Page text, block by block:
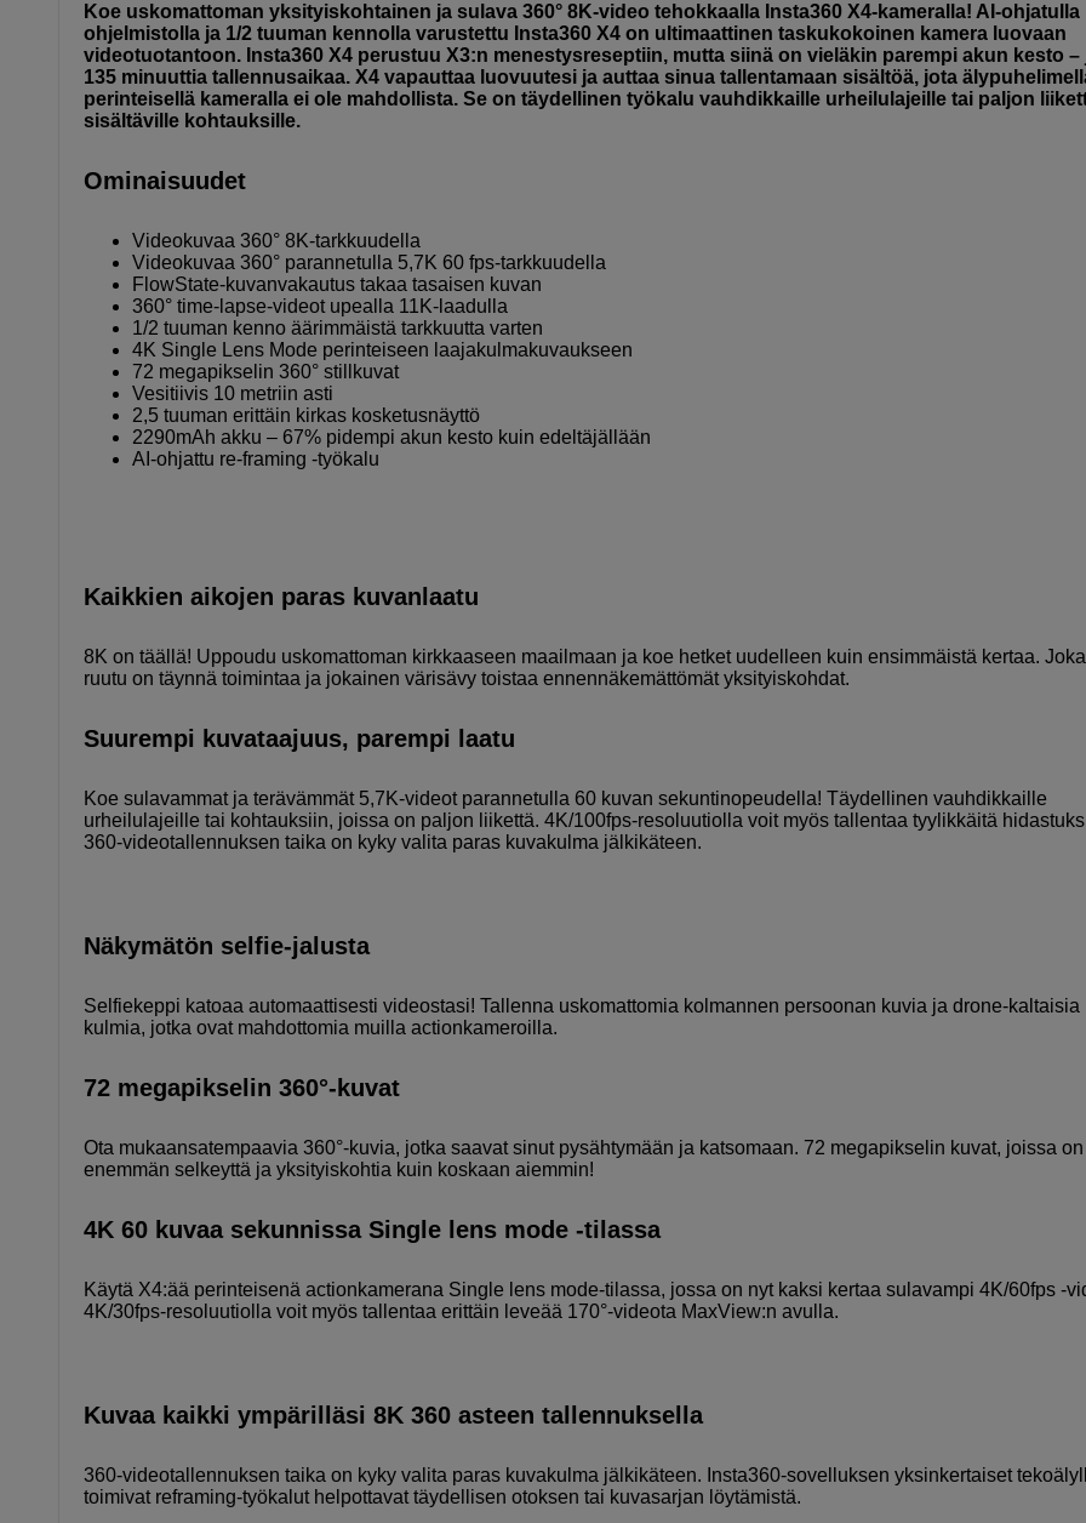
Koe uskomattoman yksityiskohtainen ja sulava 360° 8K-video tehokkaalla Insta360 X4-kameralla! AI-ohjatulla
ohjelmistolla ja 1/2 tuuman kennolla varustettu Insta360 X4 on ultimaattinen taskukokoinen kamera luovaan
videotuotantoon. Insta360 X4 perustuu X3:n menestysreseptiin, mutta siinä on vieläkin parempi akun kesto –
135 minuuttia tallennusaikaa. X4 vapauttaa luovuutesi ja auttaa sinua tallentamaan sisältöä, jota
perinteisellä kameralla ei ole mahdollista. Se on täydellinen työkalu vauhdikkaille urheilulajeille tai paljon
sisältäville kohtauksille.
Ominaisuudet
Videokuvaa 360° 8K-tarkkuudella
Videokuvaa 360° parannetulla 5,7K 60 fps-tarkkuudella
FlowState-kuvanvakautus takaa tasaisen kuvan
360° time-lapse-videot upealla 11K-laadulla
1/2 tuuman kenno äärimmäistä tarkkuutta varten
4K Single Lens Mode perinteiseen laajakulmakuvaukseen
72 megapikselin 360° stillkuvat
Vesitiivis 10 metriin asti
2,5 tuuman erittäin kirkas kosketusnäyttö
2290mAh akku – 67% pidempi akun kesto kuin edeltäjällään
AI-ohjattu re-framing -työkalu
Kaikkien aikojen paras kuvanlaatu
8K on täällä! Uppoudu uskomattoman kirkkaaseen maailmaan ja koe hetket uudelleen kuin ensimmäistä kertaa.
ruutu on täynnä toimintaa ja jokainen värisävy toistaa ennennäkemättömät yksityiskohdat.
Suurempi kuvataajuus, parempi laatu
Koe sulavammat ja terävämmät 5,7K-videot parannetulla 60 kuvan sekuntinopeudella! Täydellinen vauhdikkaille
urheilulajeille tai kohtauksiin, joissa on paljon liikettä. 4K/100fps-resoluutiolla voit myös tallentaa tyylikkäitä
360-videotallennuksen taika on kyky valita paras kuvakulma jälkikäteen.
Näkymätön selfie-jalusta
Selfiekeppi katoaa automaattisesti videostasi! Tallenna uskomattomia kolmannen persoonan kuvia ja drone-kaltaisia ​​
kulmia, jotka ovat mahdottomia muilla actionkameroilla.
72 megapikselin 360°-kuvat
Ota mukaansatempaavia 360°-kuvia, jotka saavat sinut pysähtymään ja katsomaan. 72 megapikselin kuvat, joissa on
enemmän selkeyttä ja yksityiskohtia kuin koskaan aiemmin!
4K 60 kuvaa sekunnissa Single lens mode -tilassa
Käytä X4:ää perinteisenä actionkamerana Single lens mode-tilassa, jossa on nyt kaksi kertaa sulavampi 4K/60fps -
4K/30fps-resoluutiolla voit myös tallentaa erittäin leveää 170°-videota MaxView:n avulla.
Kuvaa kaikki ympärilläsi 8K 360 asteen tallennuksella
360-videotallennuksen taika on kyky valita paras kuvakulma jälkikäteen. Insta360-sovelluksen yksinkertaiset
toimivat reframing-työkalut helpottavat täydellisen otoksen tai kuvasarjan löytämistä.